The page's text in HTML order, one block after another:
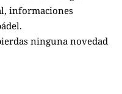
informaciones
ninguna novedad